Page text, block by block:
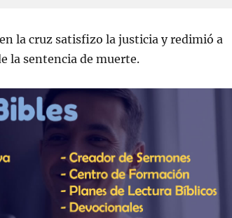
la cruz satisfizo la justicia y redimió a
la sentencia de muerte.